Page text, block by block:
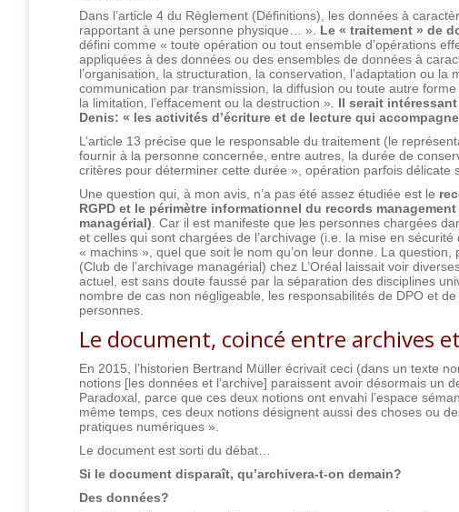
Dans l’article 4 du Règlement (Définitions), les données à
rapportant à une personne physique… ». Le « traitement » de
défini comme « toute opération ou tout ensemble d’opérations
appliquées à des données ou des ensembles de données à
l’organisation, la structuration, la conservation, l’adaptation ou la
communication par transmission, la diffusion ou toute autre
la limitation, l’effacement ou la destruction ». Il serait
Denis: « les activités d’écriture et de lecture qui
L’article 13 précise que le responsable du traitement (le
fournir à la personne concernée, entre autres, la durée de
critères pour déterminer cette durée », opération parfois délicate
Une question qui, à mon avis, n’a pas été assez étudiée est le
RGPD et le périmètre informationnel du records
managérial) . Car il est manifeste que les personnes chargées
et celles qui sont chargées de l’archivage (i.e. la mise en
« machins », quel que soit le nom qu’on leur donne. La question,
(Club de l’archivage managérial) chez L’Oréal laissait voir
actuel, est sans doute faussé par la séparation des disciplines
nombre de cas non négligeable, les responsabilités de DPO et
personnes.
Le document, coincé entre archives
En 2015, l’historien Bertrand Müller écrivait ceci (dans un texte
notions [les données et l’archive] paraissent avoir désormais un
Paradoxal, parce que ces deux notions ont envahi l’espace
même temps, ces deux notions désignent aussi des choses ou
pratiques numériques ».
Le document est sorti du débat…
Si le document disparaît, qu’archivera-t-on demain?
Des données?